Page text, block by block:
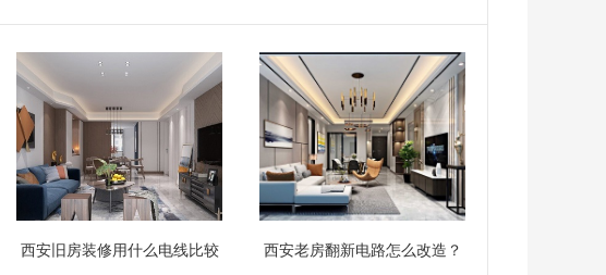
西安旧房装修用什么电线比较 西安老房翻新电路怎么改造？